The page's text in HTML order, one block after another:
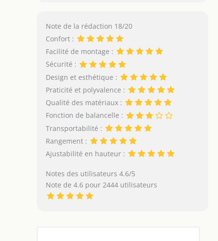
Note de la rédaction 18/20
Confort :
Facilité de montage :
Sécurité :
Design et esthétique :
Praticité et polyvalence :
Qualité des matériaux :
Fonction de balancelle :
Transportabilité :
Rangement :
Ajustabilité en hauteur :
Notes des utilisateurs 4.6/5
Note de 4.6 pour 2444 utilisateurs